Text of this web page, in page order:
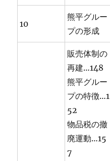
10
熊平グルー
プの形成
販売体制の
再建…148
熊平グルー
プの特徴…1
52
物品税の撤
廃運動…15
7